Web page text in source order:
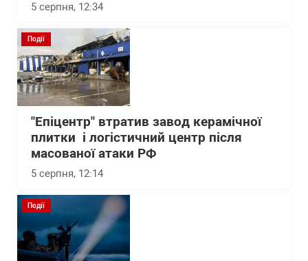
5 серпня, 12:34
Події
"Епіцентр" втратив завод керамічної
плитки і логістичний центр після
масованої атаки РФ
5 серпня, 12:14
Події